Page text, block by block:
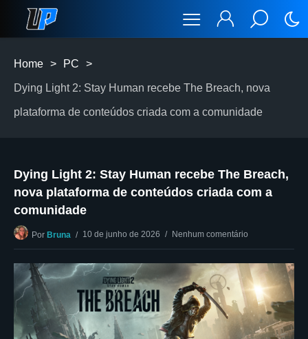
Home > PC >
Dying Light 2: Stay Human recebe The Breach, nova
plataforma de conteúdos criada com a comunidade
Dying Light 2: Stay Human recebe The Breach,
nova plataforma de conteúdos criada com a
comunidade
Por Bruna 10 de junho de 2026 Nenhum comentário